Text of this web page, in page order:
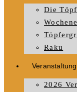
Die
Raku
2026